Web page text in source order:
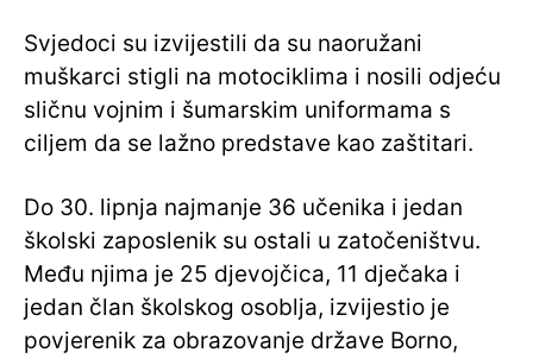
Svjedoci su izvijestili da su naoružani
muškarci stigli na motociklima i nosili odjeću
sličnu vojnim i šumarskim uniformama s
ciljem da se lažno predstave kao zaštitari.
Do 30. lipnja najmanje 36 učenika i jedan
školski zaposlenik su ostali u zatočeništvu.
Među njima je 25 djevojčica, 11 dječaka i
jedan član školskog osoblja, izvijestio je
povjerenik za obrazovanje države Borno,